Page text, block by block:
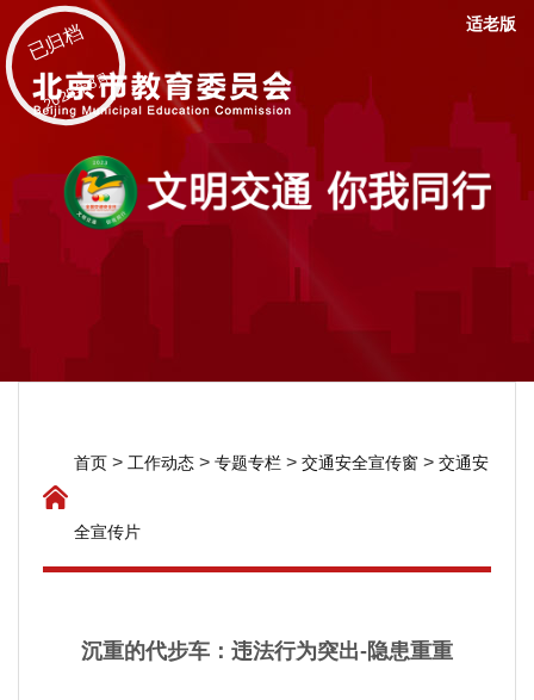
已归档
2025年8月
适老版
首页 > 工作动态 > 专题专栏 > 交通安全宣传窗 > 交通安
全宣传片
沉重的代步车：违法行为突出-隐患重重